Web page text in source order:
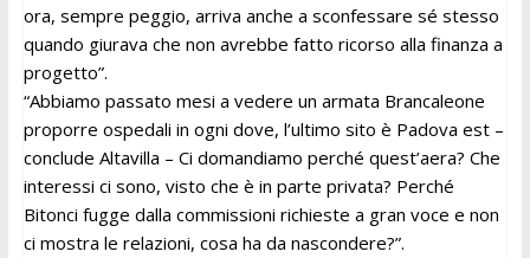
ora, sempre peggio, arriva anche a sconfessare sé stesso
quando giurava che non avrebbe fatto ricorso alla finanza a
progetto”.
“Abbiamo passato mesi a vedere un armata Brancaleone
proporre ospedali in ogni dove, l’ultimo sito è Padova est –
conclude Altavilla – Ci domandiamo perché quest’aera? Che
interessi ci sono, visto che è in parte privata? Perché
Bitonci fugge dalla commissioni richieste a gran voce e non
ci mostra le relazioni, cosa ha da nascondere?”.